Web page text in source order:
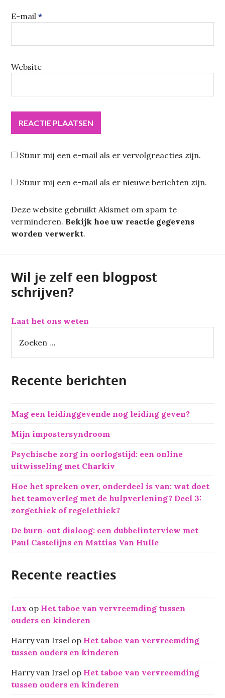
E-mail*
Website
Stuur mij een e-mail als er vervolgreacties zijn.
Stuur mij een e-mail als er nieuwe berichten zijn.
Deze website gebruikt Akismet om spam te
verminderen. Bekijk hoe uw reactie gegevens
worden verwerkt.
Wil je zelf een blogpost
schrijven?
Laat het ons weten
e
e
a
a
:
Recente berichten
Mag een leidinggevende nog leiding geven?
Mijn impostersyndroom
Psychische zorg in oorlogstijd: een online
uitwisseling met Charkiv
Hoe het spreken over, onderdeel is van: wat doet
het teamoverleg met de hulpverlening? Deel 3:
zorgethiek of regelethiek?
De burn-out dialoog: een dubbelinterview met
Paul Castelijns en Mattias Van Hulle
Recente reacties
Lux op Het taboe van vervreemding tussen
ouders en kinderen
Harry van Irsel op Het taboe van vervreemding
tussen ouders en kinderen
Harry van Irsel op Het taboe van vervreemding
tussen ouders en kinderen